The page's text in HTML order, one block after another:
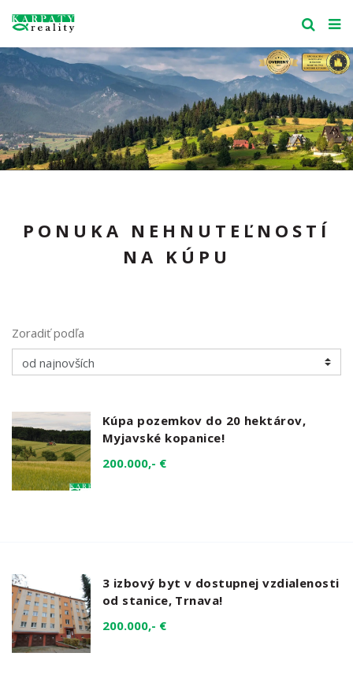
PONUKA NEHNUTEĽNOSTÍ
NA KÚPU
Zoradiť podľa
Kúpa pozemkov do 20 hektárov,
Myjavské kopanice!
200.000,- €
3 izbový byt v dostupnej vzdialenosti
od stanice, Trnava!
200.000,- €